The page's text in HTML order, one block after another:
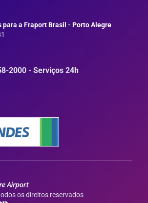
para a Fraport Brasil - Porto Alegre
2000 - Serviços 24h
os direitos reservados